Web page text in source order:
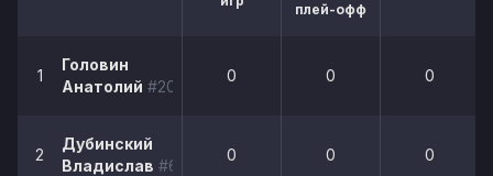
плей-офф
1
Головин
Анатолий #20
0 0 0
2
Дубинский
Владислав #60
0 0 0